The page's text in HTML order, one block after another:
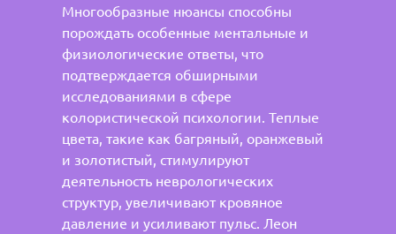
Многообразные нюансы способны
порождать особенные ментальные и
физиологические ответы, что
подтверждается обширными
исследованиями в сфере
колористической психологии. Теплые
цвета, такие как багряный, оранжевый
и золотистый, стимулируют
деятельность неврологических
структур, увеличивают кровяное
давление и усиливают пульс. Леон